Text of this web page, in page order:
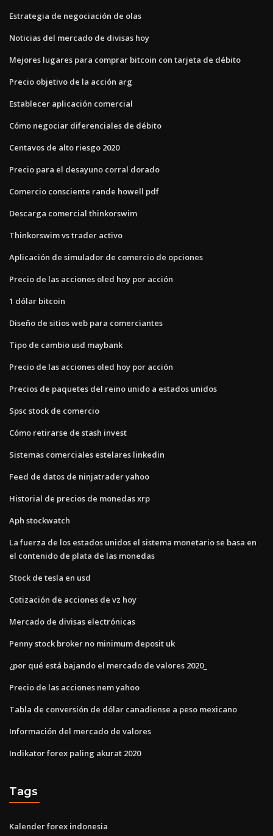
Estrategia de negociación de olas
Noticias del mercado de divisas hoy
Mejores lugares para comprar bitcoin con tarjeta de débito
Precio objetivo de la acción arg
Establecer aplicación comercial
Cómo negociar diferenciales de débito
Centavos de alto riesgo 2020
Precio para el desayuno corral dorado
Comercio consciente rande howell pdf
Descarga comercial thinkorswim
Thinkorswim vs trader activo
Aplicación de simulador de comercio de opciones
Precio de las acciones oled hoy por acción
1 dólar bitcoin
Diseño de sitios web para comerciantes
Tipo de cambio usd maybank
Precio de las acciones oled hoy por acción
Precios de paquetes del reino unido a estados unidos
Spsc stock de comercio
Cómo retirarse de stash invest
Sistemas comerciales estelares linkedin
Feed de datos de ninjatrader yahoo
Historial de precios de monedas xrp
Aph stockwatch
La fuerza de los estados unidos el sistema monetario se basa en
el contenido de plata de las monedas
Stock de tesla en usd
Cotización de acciones de vz hoy
Mercado de divisas electrónicas
Penny stock broker no minimum deposit uk
¿por qué está bajando el mercado de valores 2020_
Precio de las acciones nem yahoo
Tabla de conversión de dólar canadiense a peso mexicano
Información del mercado de valores
Indikator forex paling akurat 2020
Tags
Kalender forex indonesia